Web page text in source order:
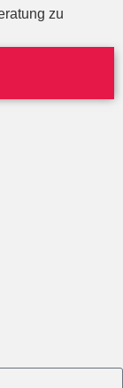
zu